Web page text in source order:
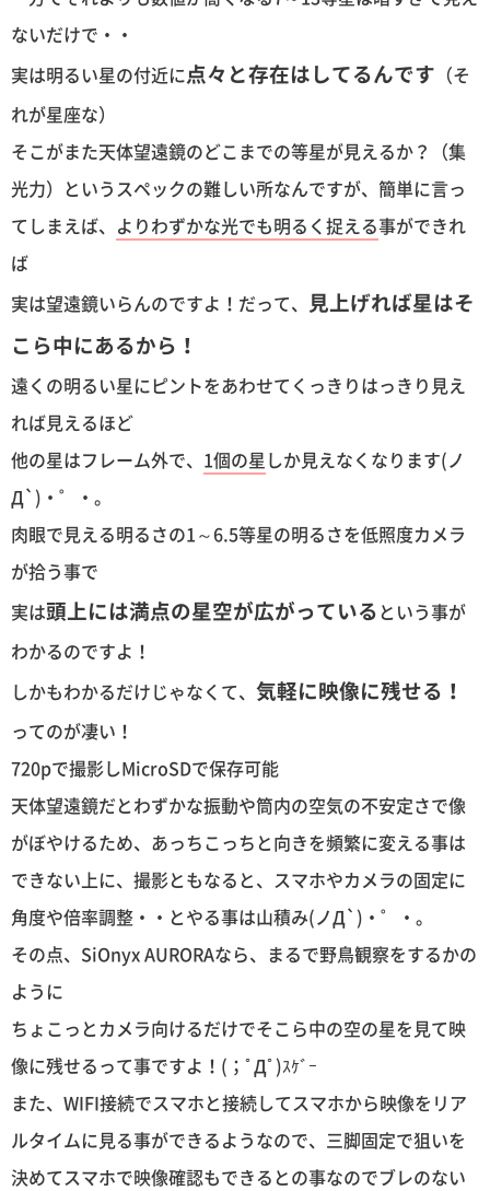
ないだけで・・
実は明るい星の付近に点々と存在はしてるんです （そ
れが星座な）
そこがまた天体望遠鏡のどこまでの等星が見えるか？（集
光力）というスペックの難しい所なんですが、簡単に言っ
てしまえば、 よりわずかな光でも明るく捉える事ができれ
ば
実は望遠鏡いらんのですよ！だって、 見上げれば星はそ
こら中にあるから！
遠くの明るい星にピントをあわせてくっきりはっきり見え
れば見えるほど
他の星はフレーム外で、 1個の星 しか見えなくなります(ノ
Д`)・゜・。
肉眼で見える明るさの1～6.5等星の明るさを低照度カメラ
が拾う事で
実は頭上には満点の星空が広がっているという事が
わかるのですよ！
しかもわかるだけじゃなくて、 気軽に映像に残せる！
ってのが凄い！
720pで撮影しMicroSDで保存可能
天体望遠鏡だとわずかな振動や筒内の空気の不安定さで像
がぼやけるため、あっちこっちと向きを頻繁に変える事は
できない上に、撮影ともなると、スマホやカメラの固定に
角度や倍率調整・・とやる事は山積み(ノД`)・゜・。
その点、SiOnyx AURORAなら、まるで野鳥観察をするかの
ように
ちょこっとカメラ向けるだけでそこら中の空の星を見て映
像に残せるって事ですよ！(；ﾟДﾟ)ｽｹﾞｰ
また、WIFI接続でスマホと接続してスマホから映像をリア
ルタイムに見る事ができるようなので、三脚固定で狙いを
決めてスマホで映像確認もできるとの事なのでブレのない